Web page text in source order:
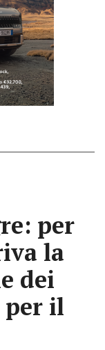
per
la
dei
il